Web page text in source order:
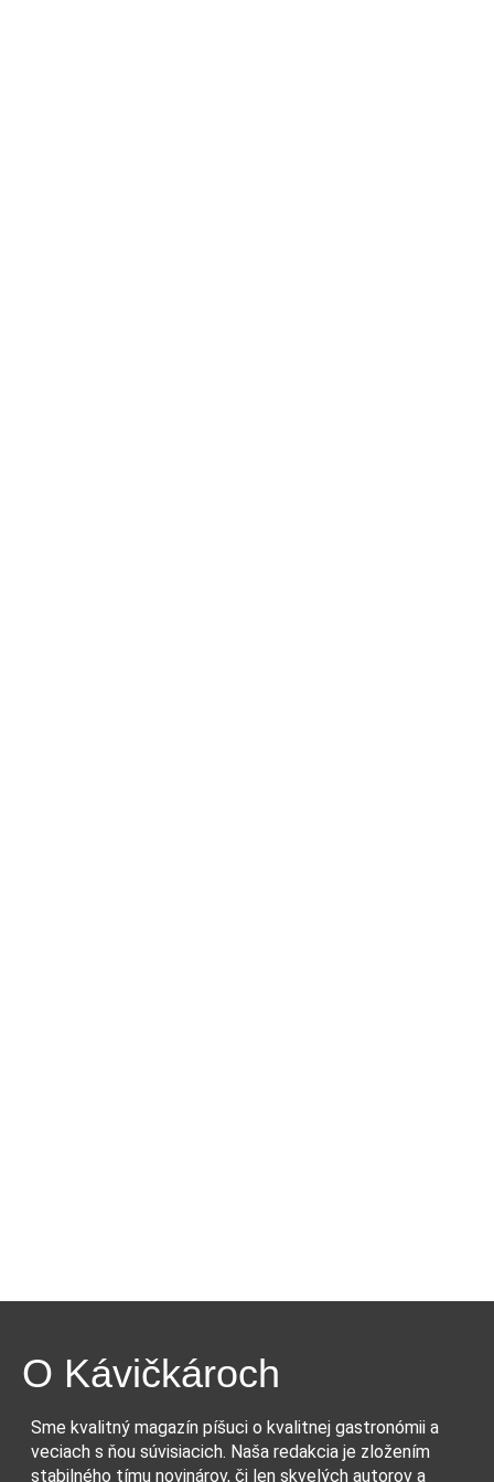
O Kávičkároch
Sme kvalitný magazín píšuci o kvalitnej gastronómii a
veciach s ňou súvisiacich. Naša redakcia je zložením
stabilného tímu novinárov, či len skvelých autorov a